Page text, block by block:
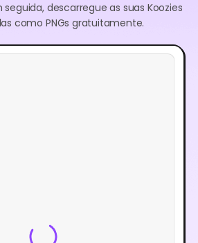
descarregue as suas Koozies
como PNGs gratuitamente.